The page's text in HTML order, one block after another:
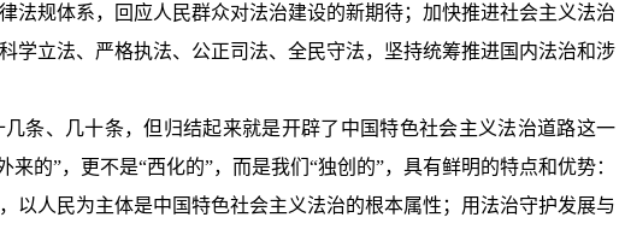
规体系，回应人民群众对法治建设的新期待；加快推进社会主义法治
学立法、严格执法、公正司法、全民守法，坚持统筹推进国内法治和涉
条、几十条，但归结起来就是开辟了中国特色社会主义法治道路这一
的”，更不是“西化的”，而是我们“独创的”，具有鲜明的特点和优势：
人民为主体是中国特色社会主义法治的根本属性；用法治守护发展与